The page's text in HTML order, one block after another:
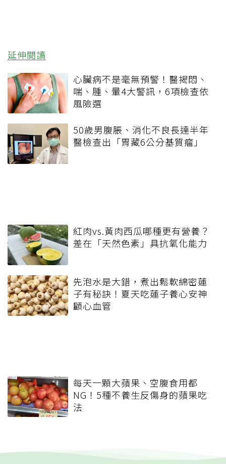
延伸閱讀
心臟病不是毫無預警！醫揭悶、
喘、腫、暈4大警訊，6項檢查依
風險選
50歲男腹脹、消化不良長達半年
醫檢查出「胃藏6公分基質瘤」
紅肉vs.黃肉西瓜哪種更有營養？
差在「天然色素」具抗氧化能力
先泡水是大錯，煮出鬆軟綿密蓮
子有秘訣！夏天吃蓮子養心安神
顧心血管
每天一顆大蘋果、空腹食用都
NG！5種不養生反傷身的蘋果吃
法